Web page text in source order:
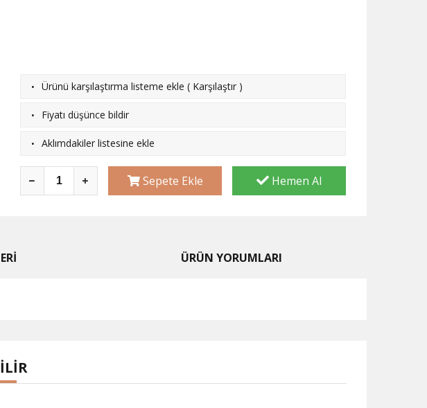
· Ürünü karşılaştırma listeme ekle ( Karşılaştır )
· Fiyatı düşünce bildir
· Aklımdakiler listesine ekle
Sepete Ekle Hemen Al
ÜRÜN YORUMLARI